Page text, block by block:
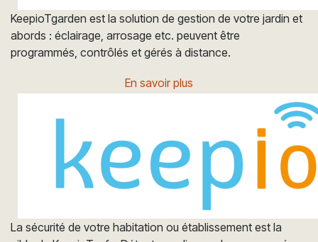
KeepioTgarden est la solution de gestion de votre jardin et
abords : éclairage, arrosage etc. peuvent être
programmés, contrôlés et gérés à distance.
En savoir plus
La sécurité de votre habitation ou établissement est la